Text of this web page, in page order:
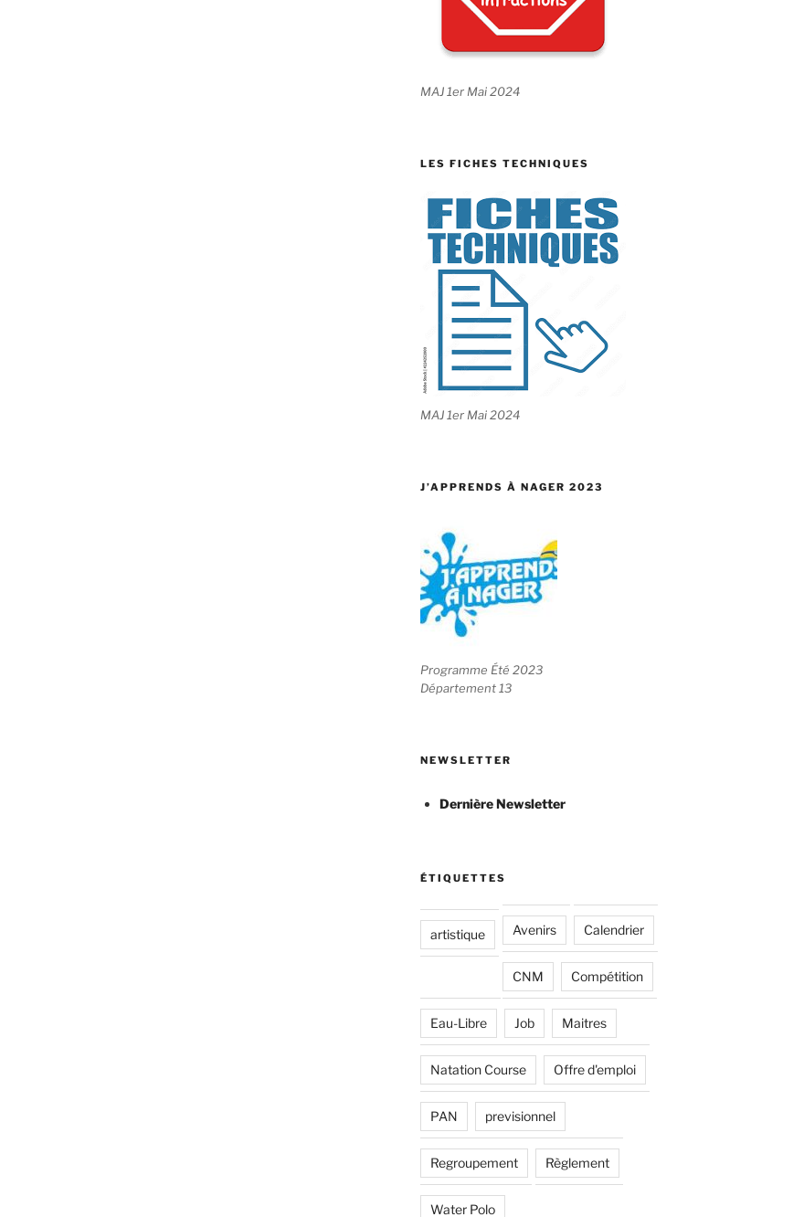
MAJ 1er Mai 2024
LES FICHES TECHNIQUES
MAJ 1er Mai 2024
J’APPRENDS À NAGER 2023
Programme Été 2023
Département 13
NEWSLETTER
Dernière Newsletter
ÉTIQUETTES
artistique Avenirs Calendrier
CNM Compétition
Eau-Libre Job Maitres
Natation Course Offre d'emploi
PAN previsionnel
Regroupement Règlement
Water Polo